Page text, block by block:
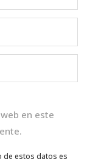
en este
de estos datos es